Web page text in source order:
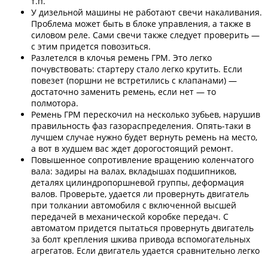
У дизельной машины не работают свечи накаливания.
Проблема может быть в блоке управления, а также в
силовом реле. Сами свечи также следует проверить —
с этим придется повозиться.
Разлетелся в клочья ремень ГРМ. Это легко
почувствовать: стартеру стало легко крутить. Если
повезет (поршни не встретились с клапанами) —
достаточно заменить ремень, если нет — то
полмотора.
Ремень ГРМ перескочил на несколько зубьев, нарушив
правильность фаз газораспределения. Опять-таки в
лучшем случае нужно будет вернуть ремень на место,
а вот в худшем вас ждет дорогостоящий ремонт.
Повышенное сопротивление вращению коленчатого
вала: задиры на валах, вкладышах подшипников,
деталях цилиндропоршневой группы, деформация
валов. Проверьте, удается ли провернуть двигатель
при толкании автомобиля с включенной высшей
передачей в механической коробке передач. С
автоматом придется пытаться провернуть двигатель
за болт крепления шкива привода вспомогательных
агрегатов. Если двигатель удается сравнительно легко